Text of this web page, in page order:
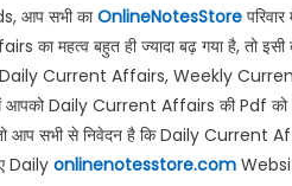
आप सभी काOnlineNotesStore
का महत्व बहुत ही ज्यादा बढ़ गया है, तो
Daily Current Affairs, Weekly
आपको Daily Current Affairs की Pdf
तो आप सभी से निवेदन है कि Daily
Daily onlinenotesstore.com